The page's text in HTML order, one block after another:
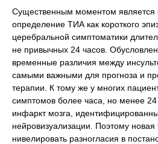
Существенным моментом является
определение ТИА как короткого
церебральной симптоматики
не привычных 24 часов.
временные различия между
самыми важными для прогноза и
терапии. К тому же у многих
симптомов более часа, но менее
инфаркт мозга,
нейровизуализации. Поэтому новая
нивелировать разногласия в